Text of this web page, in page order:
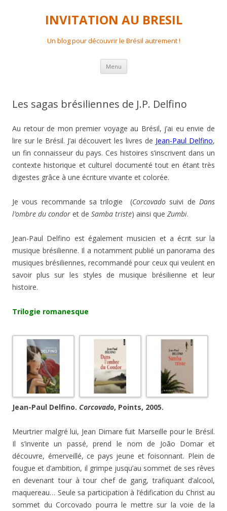
INVITATION AU BRESIL
Un blog pour découvrir le Brésil autrement !
Menu Aller
contenu
Les sagas brésiliennes de J.P. Delfino
Au retour de mon premier voyage au Brésil, j’ai eu envie de
lire sur le Brésil. J’ai découvert les livres de Jean-Paul Delfino,
un fin connaisseur du pays. Ces histoires s’inscrivent dans un
contexte historique et culturel documenté tout en étant très
digestes grâce à une écriture vivante et colorée.
Je vous recommande sa trilogie (Corcovado suivi de Dans
l’ombre du condor et de Samba triste) ainsi que Zumbi.
Jean-Paul Delfino est également musicien et a écrit sur la
musique brésilienne. Il a notamment publié un panorama des
musiques brésiliennes, recommandé pour ceux qui veulent en
savoir plus sur les styles de musique brésilienne et leur
histoire.
Trilogie romanesque
Jean-Paul Delfino. Corcovado, Points, 2005.
Meurtrier malgré lui, Jean Dimare fuit Marseille pour le Brésil.
Il s’invente un passé, prend le nom de João Domar et
découvre, émerveillé, ce pays jeune et foisonnant. Plein de
fougue et d’ambition, il grimpe jusqu’au sommet de ses rêves
en devenant tour à tour chef de gang, trafiquant d’alcool,
maquereau… Seule sa participation à l’édification du Christ au
sommet du Corcovado pourra le mettre sur la voie de la